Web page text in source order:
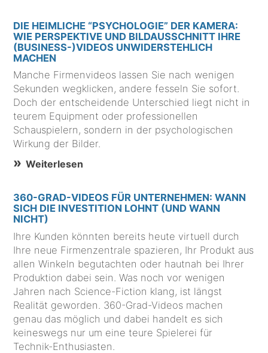
DIE HEIMLICHE “PSYCHOLOGIE” DER KAMERA:
WIE PERSPEKTIVE UND BILDAUSSCHNITT IHRE
(BUSINESS-)VIDEOS UNWIDERSTEHLICH
MACHEN
Manche Firmenvideos lassen Sie nach wenigen
Sekunden wegklicken, andere fesseln Sie sofort.
Doch der entscheidende Unterschied liegt nicht in
teurem Equipment oder professionellen
Schauspielern, sondern in der psychologischen
Wirkung der Bilder.
Weiterlesen
360-GRAD-VIDEOS FÜR UNTERNEHMEN: WANN
SICH DIE INVESTITION LOHNT (UND WANN
NICHT)
Ihre Kunden könnten bereits heute virtuell durch
Ihre neue Firmenzentrale spazieren, Ihr Produkt aus
allen Winkeln begutachten oder hautnah bei Ihrer
Produktion dabei sein. Was noch vor wenigen
Jahren nach Science-Fiction klang, ist längst
Realität geworden. 360-Grad-Videos machen
genau das möglich und dabei handelt es sich
keineswegs nur um eine teure Spielerei für
Technik-Enthusiasten.